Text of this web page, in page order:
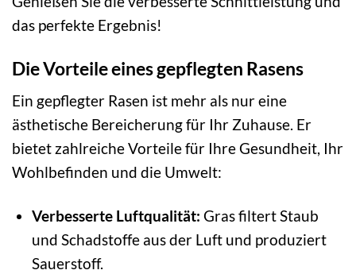
das perfekte Ergebnis!
Die Vorteile eines gepflegten Rasens
Ein gepflegter Rasen ist mehr als nur eine
ästhetische Bereicherung für Ihr Zuhause. Er
bietet zahlreiche Vorteile für Ihre Gesundheit, Ihr
Wohlbefinden und die Umwelt:
Verbesserte Luftqualität: Gras filtert Staub
und Schadstoffe aus der Luft und produziert
Sauerstoff.